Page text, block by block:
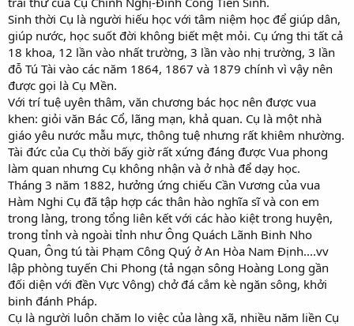
Sinh thời Cụ là người hiếu học với tâm niệm học để giúp dân,
giúp nước, học suốt đời không biết mệt mỏi. Cụ ứng thi tất cả
18 khoa, 12 lần vào nhất trường, 3 lần vào nhị trường, 3 lần
đỗ Tú Tài vào các năm 1864, 1867 và 1879 chính vì vậy nên
được gọi là Cụ Mền.
Với trí tuệ uyên thâm, văn chương bác học nên được vua
khen: giỏi văn Bác Cổ, lãng mạn, khả quan. Cụ là một nhà
giáo yêu nước mẫu mực, thông tuệ nhưng rất khiêm nhường.
Tài đức của Cụ thời bấy giờ rất xứng đáng được Vua phong
làm quan nhưng Cụ không nhận và ở nhà để dạy học.
Tháng 3 năm 1882, hưởng ứng chiếu Cần Vương của vua
Hàm Nghi Cụ đã tập hợp các thân hào nghĩa sĩ và con em
trong làng, trong tổng liên kết với các hào kiệt trong huyện,
trong tỉnh và ngoài tỉnh như Ông Quách Lãnh Binh Nho
Quan, Ông tú tài Phạm Công Quý ở An Hòa Nam Định....vv
lập phòng tuyến Chi Phong (tả ngạn sông Hoàng Long gần
đối diện với đền Vực Vông) chở đá cắm kè ngăn sông, khởi
binh đánh Pháp.
Cụ là người luôn chăm lo việc của làng xã, nhiều năm liền Cụ